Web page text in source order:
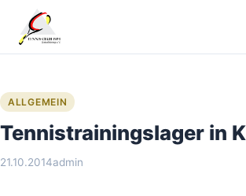
Inhalt
springen
ALLGEMEIN
Tennistrainingslager in
21.10.2014admin